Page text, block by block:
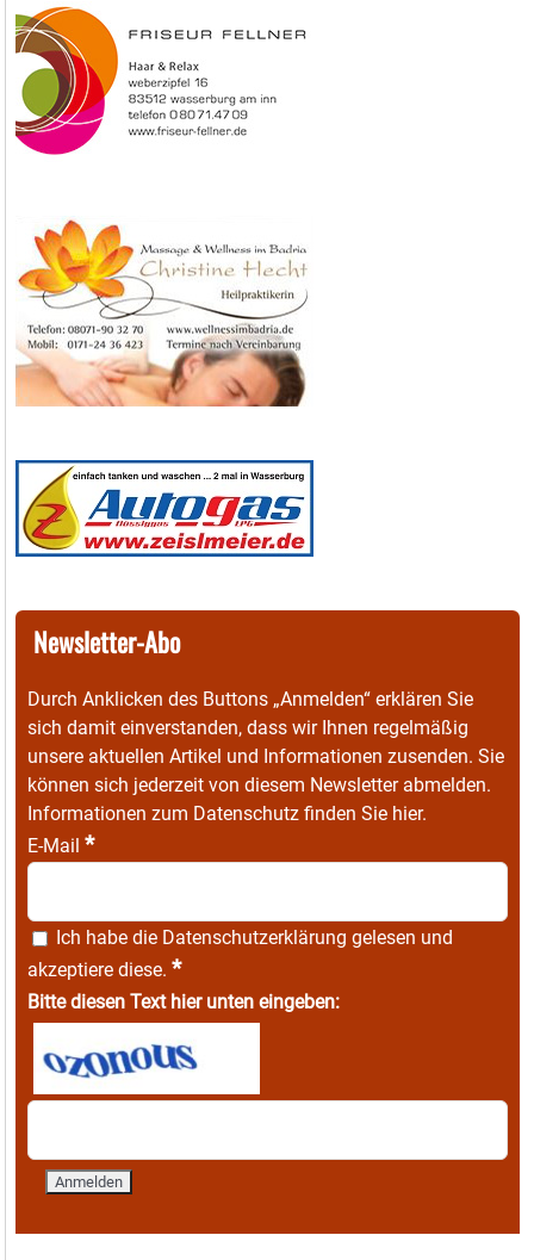
Newsletter-Abo
Durch Anklicken des Buttons „Anmelden“ erklären Sie
sich damit einverstanden, dass wir Ihnen regelmäßig
unsere aktuellen Artikel und Informationen zusenden. Sie
können sich jederzeit von diesem Newsletter abmelden.
Informationen zum Datenschutz finden Sie hier.
E-Mail *
Ich habe die Datenschutzerklärung gelesen und
akzeptiere diese. *
Bitte diesen Text hier unten eingeben: